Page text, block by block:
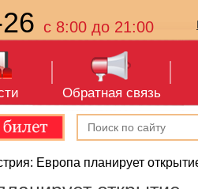
с 8:00 до 21:00
Обратная связь
Европа планирует